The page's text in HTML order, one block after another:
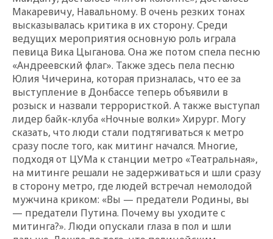
Макаревичу, Навальному. В очень резких тонах
высказывалась критика в их сторону. Среди
ведущих мероприятия основную роль играла
певица Вика Цыганова. Она же потом спела песню
«Андреевский флаг». Также здесь пела песню
Юлия Чичерина, которая призналась, что ее за
выступление в Донбассе теперь объявили в
розыск и назвали террористкой. А также выступал
лидер байк-клуба «Ночные волки» Хирург. Могу
сказать, что люди стали подтягиваться к метро
сразу после того, как митинг начался. Многие,
подходя от ЦУМа к станции метро «Театральная»,
на митинге решали не задерживаться и шли сразу
в сторону метро, где людей встречал немолодой
мужчина криком: «Вы — предатели Родины, вы
— предатели Путина. Почему вы уходите с
митинга?». Люди опускали глаза в пол и шли